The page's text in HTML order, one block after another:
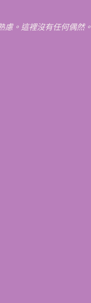
慮。這裡沒有任何偶然。